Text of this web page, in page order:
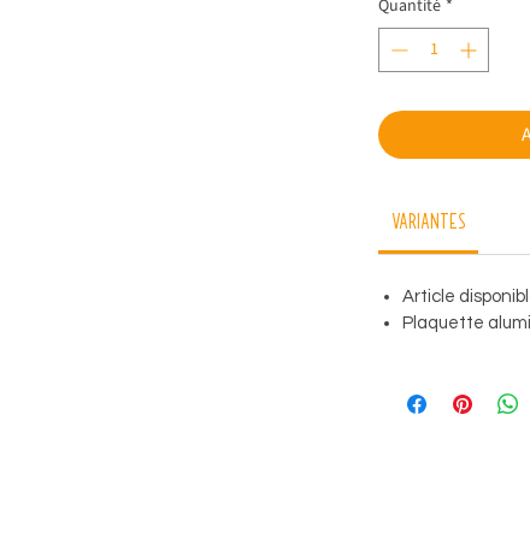
Quantité *
Variantes
Article
Plaquette